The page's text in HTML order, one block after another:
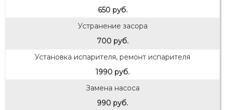
650 руб.
Устранение засора
700 руб.
Установка испарителя, ремонт испарителя
1990 руб.
Замена насоса
990 руб.